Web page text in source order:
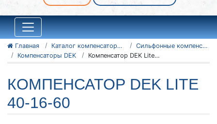
Главная Каталог компенсаторов
Сильфонные компенсаторы
Компенсаторы DEK
Компенсатор DEK Lite 40-16-60
КОМПЕНСАТОР DEK LITE
40-16-60